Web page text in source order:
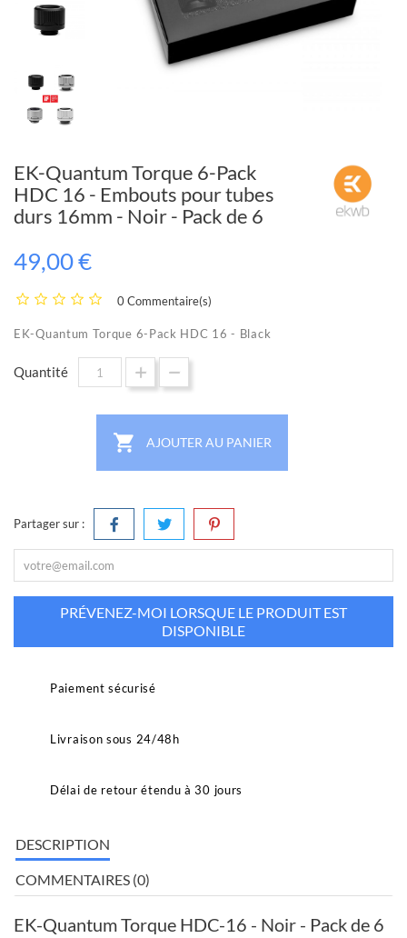
EK-Quantum Torque 6-Pack
HDC 16 - Embouts pour tubes
durs 16mm - Noir - Pack de 6
49,00 €
0 Commentaire(s)
EK-Quantum Torque 6-Pack HDC 16 - Black
Quantité
 AJOUTER AU PANIER
Partager sur :
PRÉVENEZ-MOI LORSQUE LE PRODUIT EST
DISPONIBLE
Paiement sécurisé
Livraison sous 24/48h
Délai de retour étendu à 30 jours
DESCRIPTION
COMMENTAIRES (0)
EK-Quantum Torque HDC-16 - Noir - Pack de 6